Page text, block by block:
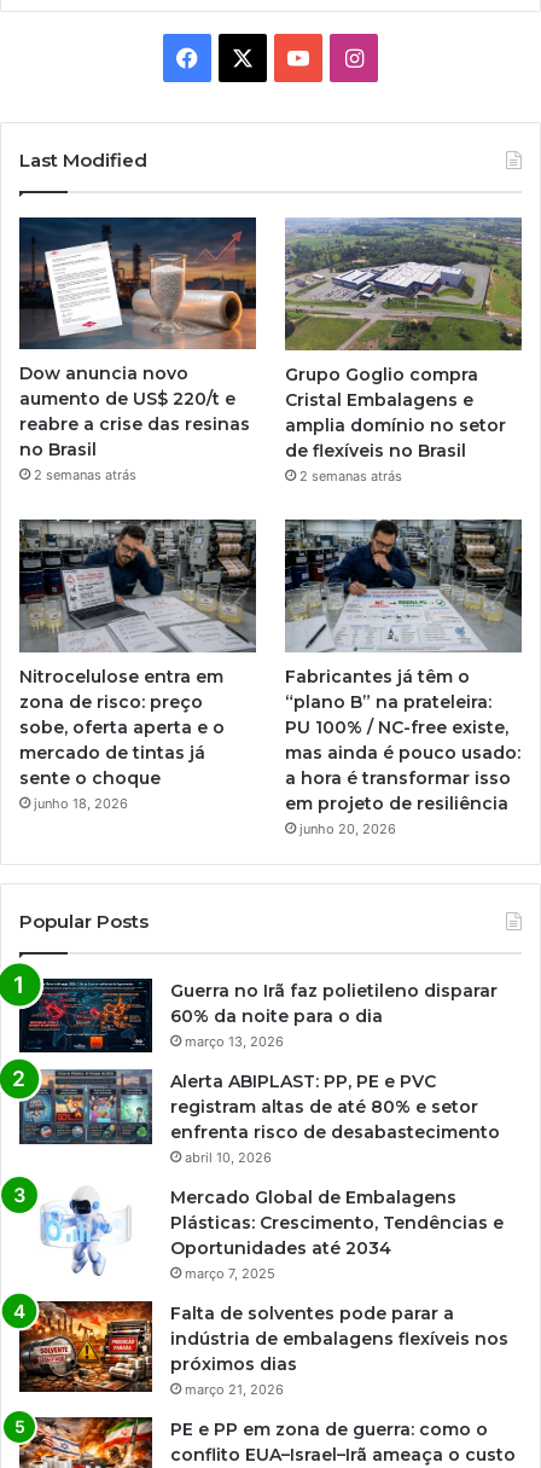
Facebook YouTubeInstagram
Last Modified
Dow anuncia novo
aumento de US$ 220/t e
reabre a crise das resinas
no Brasil
2 semanas atrás
Grupo Goglio compra
Cristal Embalagens e
amplia domínio no setor
de flexíveis no Brasil
2 semanas atrás
Nitrocelulose entra em
zona de risco: preço
sobe, oferta aperta e o
mercado de tintas já
sente o choque
junho 18, 2026
Fabricantes já têm o
“plano B” na prateleira:
PU 100% / NC-free existe,
mas ainda é pouco usado:
a hora é transformar isso
em projeto de resiliência
junho 20, 2026
Popular Posts
Guerra no Irã faz polietileno disparar
60% da noite para o dia
março 13, 2026
Alerta ABIPLAST: PP, PE e PVC
registram altas de até 80% e setor
enfrenta risco de desabastecimento
abril 10, 2026
Mercado Global de Embalagens
Plásticas: Crescimento, Tendências e
Oportunidades até 2034
março 7, 2025
Falta de solventes pode parar a
indústria de embalagens flexíveis nos
próximos dias
março 21, 2026
PE e PP em zona de guerra: como o
conflito EUA–Israel–Irã ameaça o custo